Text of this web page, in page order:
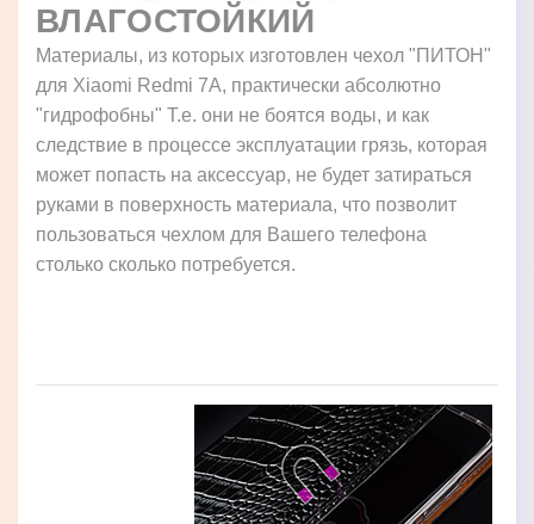
ВЛАГОСТОЙКИЙ
Материалы, из которых изготовлен чехол "ПИТОН"
для Xiaomi Redmi 7A, практически абсолютно
"гидрофобны" Т.е. они не боятся воды, и как
следствие в процессе эксплуатации грязь, которая
может попасть на аксессуар, не будет затираться
руками в поверхность материала, что позволит
пользоваться чехлом для Вашего телефона
столько сколько потребуется.